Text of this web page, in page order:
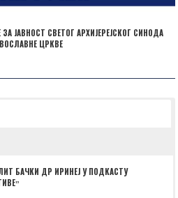
ЈАВНОСТ СВЕТОГ АРХИЈЕРЕЈСКОГ СИНОДА
ЦРКВЕ
БАЧКИ ДР ИРИНЕЈ У ПОДКАСТУ